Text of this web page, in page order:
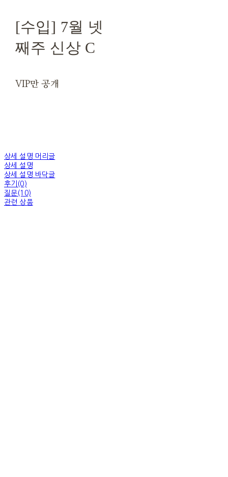
[수입] 7월 넷
째주 신상 C
VIP만 공개
상세 설명 머리글
상세 설명
상세 설명 바닥글
후기(0)
질문(10)
관련 상품